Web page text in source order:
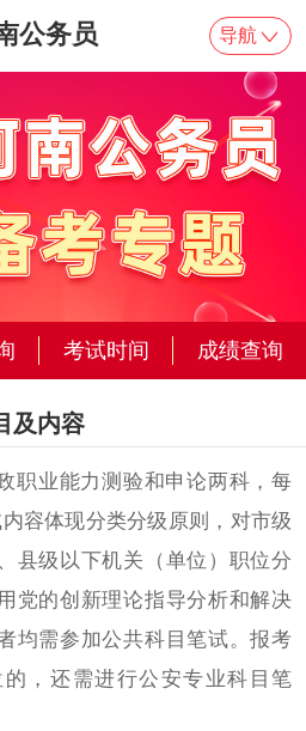
公务员 导航
及内容
职业能力测验和申论两科，每
容体现分类分级原则，对市级
县级以下机关（单位）职位分
党的创新理论指导分析和解决
均需参加公共科目笔试。报考
，还需进行公安专业科目笔